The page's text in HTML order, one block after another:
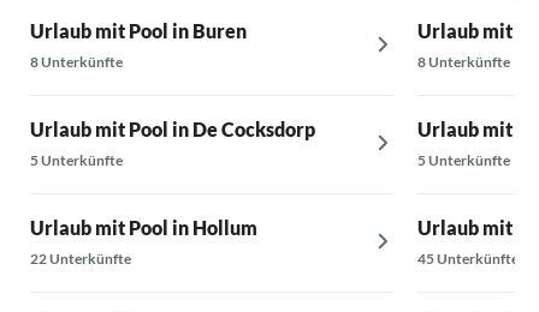
Urlaub mit Pool in Buren
8 Unterkünfte
Urlaub mit Pool in De Cocksdorp
5 Unterkünfte
Urlaub mit Pool in Hollum
22 Unterkünfte
Urlaub mit
8 Unterkünfte
Urlaub mit
5 Unterkünfte
Urlaub mit
45 Unterkünfte